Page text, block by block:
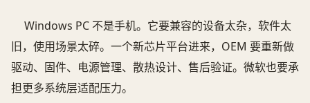
Windows PC 不是手机。它要兼容的设备太杂，软件太
旧，使用场景太碎。一个新芯片平台进来，OEM 要重新做
驱动、固件、电源管理、散热设计、售后验证。微软也要承
担更多系统层适配压力。